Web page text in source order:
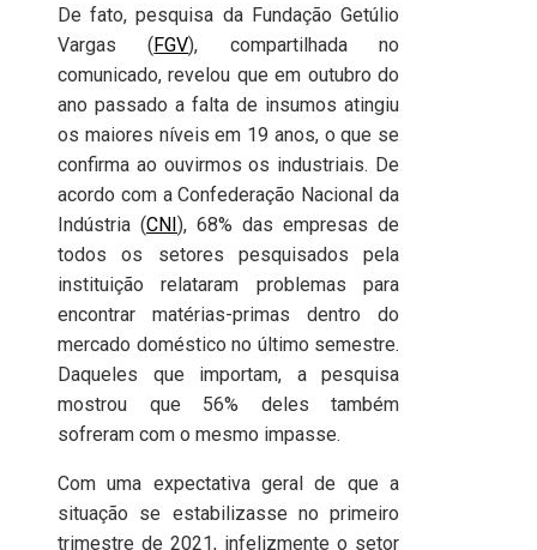
De fato, pesquisa da Fundação Getúlio
Vargas ( FGV), compartilhada no
comunicado, revelou que em outubro do
ano passado a falta de insumos atingiu
os maiores níveis em 19 anos, o que se
confirma ao ouvirmos os industriais. De
acordo com a Confederação Nacional da
Indústria (CNI), 68% das empresas de
todos os setores pesquisados pela
instituição relataram problemas para
encontrar matérias-primas dentro do
mercado doméstico no último semestre.
Daqueles que importam, a pesquisa
mostrou que 56% deles também
sofreram com o mesmo impasse.
Com uma expectativa geral de que a
situação se estabilizasse no primeiro
trimestre de 2021, infelizmente o setor